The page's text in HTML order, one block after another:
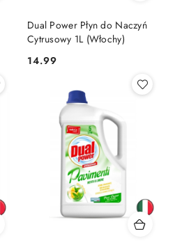
Dual Power Płyn do Naczyń
Cytrusowy 1L (Włochy)
Cena:
14.99